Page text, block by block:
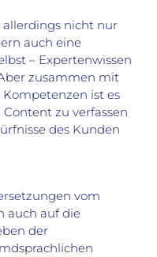
allerdings nicht nur
auch eine
– Expertenwissen
zusammen mit
ist es
zu verfassen
des Kunden
vom
auch auf die
der